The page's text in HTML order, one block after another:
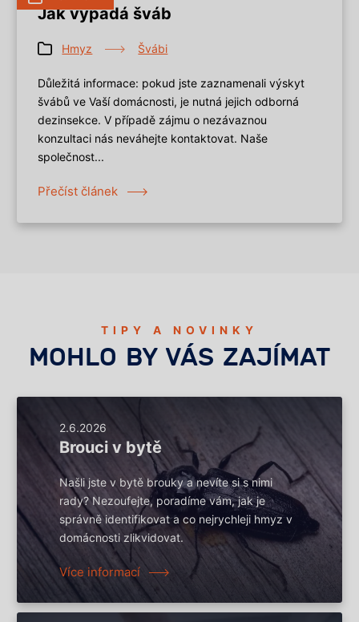
Jak vypadá šváb
Hmyz Švábi
Důležitá informace: pokud jste zaznamenali výskyt
švábů ve Vaší domácnosti, je nutná jejich odborná
dezinsekce. V případě zájmu o nezávaznou
konzultaci nás neváhejte kontaktovat. Naše
společnost...
Přečíst článek
TIPY A NOVINKY
MOHLO BY VÁS ZAJÍMAT
2.6.2026
Brouci v bytě
Našli jste v bytě brouky a nevíte si s nimi
rady? Nezoufejte, poradíme vám, jak je
správně identifikovat a co nejrychleji hmyz v
domácnosti zlikvidovat.
Více informací